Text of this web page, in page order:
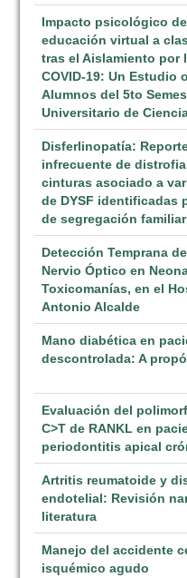
Impacto psicológico
educación virtual a
tras el Aislamiento por
COVID-19: Un Estudio
Alumnos del 5to
Universitario de
Disferlinopatía:
infrecuente de
cinturas asociado a
de DYSF identificadas
de segregación familiar
Detección Temprana
Nervio Óptico en
Toxicomanías, en el
Antonio Alcalde
Mano diabética en
descontrolada: A
Evaluación del
C>T de RANKL en
periodontitis apical
Artritis reumatoide y
endotelial: Revisión
literatura
Manejo del accidente
isquémico agudo